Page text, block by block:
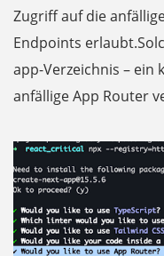
Zugriff auf die
Endpoints
app-Verzeichnis – ein
anfällige App Router